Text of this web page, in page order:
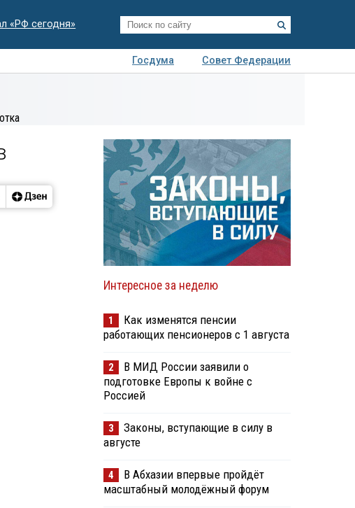
«РФ сегодня»
Госдума
Совет Федерации
Интересное за неделю
1
Как изменятся пенсии
работающих пенсионеров с 1 августа
2
В МИД России заявили о
подготовке Европы к войне с
Россией
3
Законы, вступающие в силу в
августе
4
В Абхазии впервые пройдёт
масштабный молодёжный форум